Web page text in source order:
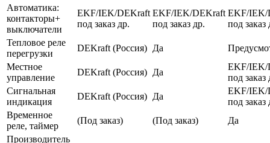
Автоматика:
контакторы+
выключатели
EKF/IEK/DEKraft
под заказ др.
EKF/IEK/DEKraft
под заказ др.
EKF/IEK/
под заказ
Тепловое реле
перегрузки
DEKraft (Россия) Да
Местное
управление
DEKraft (Россия) Да
EKF/IEK/
под заказ
Сигнальная
индикация
DEKraft (Россия) Да
EKF/IEK/
под заказ
Временное
реле, таймер
(Под заказ) (Под заказ)
Да
Производитель